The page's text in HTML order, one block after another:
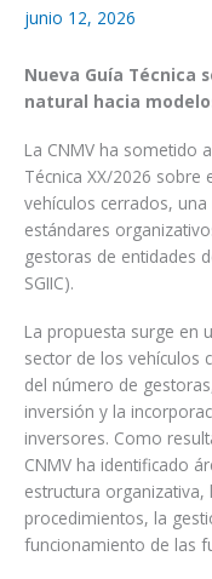
junio 12, 2026
Nueva Guía Técnica
natural hacia
La CNMV ha sometido
Técnica XX/2026
vehículos cerrados,
estándares
gestoras de entidades
SGIIC).
La propuesta surge en
sector de los vehículos
del número de
inversión y la
inversores. Como
CNMV ha identificado
estructura
procedimientos, la
funcionamiento de las